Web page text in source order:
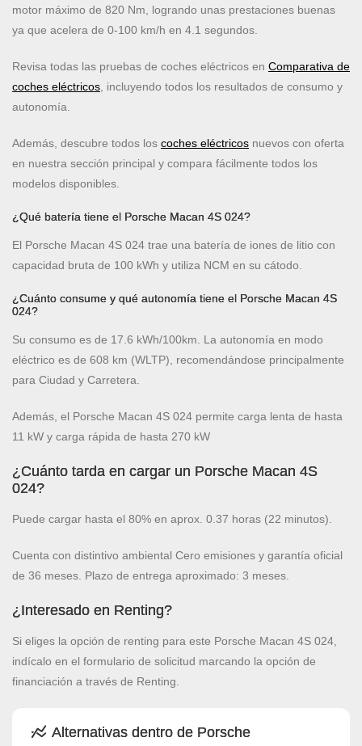
motor máximo de 820 Nm, logrando unas prestaciones buenas
ya que acelera de 0-100 km/h en 4.1 segundos.
Revisa todas las pruebas de coches eléctricos en Comparativa de
coches eléctricos, incluyendo todos los resultados de consumo y
autonomía.
Además, descubre todos los coches eléctricos nuevos con oferta
en nuestra sección principal y compara fácilmente todos los
modelos disponibles.
¿Qué batería tiene el Porsche Macan 4S 024?
El Porsche Macan 4S 024 trae una batería de iones de litio con
capacidad bruta de 100 kWh y utiliza NCM en su cátodo.
¿Cuánto consume y qué autonomía tiene el Porsche Macan 4S
024?
Su consumo es de 17.6 kWh/100km. La autonomía en modo
eléctrico es de 608 km (WLTP), recomendándose principalmente
para Ciudad y Carretera.
Además, el Porsche Macan 4S 024 permite carga lenta de hasta
11 kW y carga rápida de hasta 270 kW
¿Cuánto tarda en cargar un Porsche Macan 4S
024?
Puede cargar hasta el 80% en aprox. 0.37 horas (22 minutos).
Cuenta con distintivo ambiental Cero emisiones y garantía oficial
de 36 meses. Plazo de entrega aproximado: 3 meses.
¿Interesado en Renting?
Si eliges la opción de renting para este Porsche Macan 4S 024,
indícalo en el formulario de solicitud marcando la opción de
financiación a través de Renting.
Alternativas dentro de Porsche